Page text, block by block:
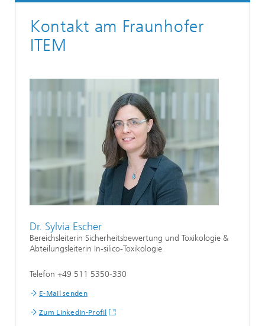
Kontakt am Fraunhofer
ITEM
Dr. Sylvia Escher
Bereichsleiterin Sicherheitsbewertung und Toxikologie &
Abteilungsleiterin In-silico-Toxikologie
Telefon +49 511 5350-330
E-Mail senden
Zum LinkedIn-Profil